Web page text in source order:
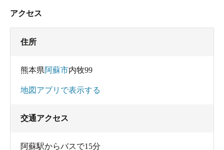
アクセス
住所
熊本県阿蘇市内牧99
地図アプリで表示する
交通アクセス
阿蘇駅からバスで15分